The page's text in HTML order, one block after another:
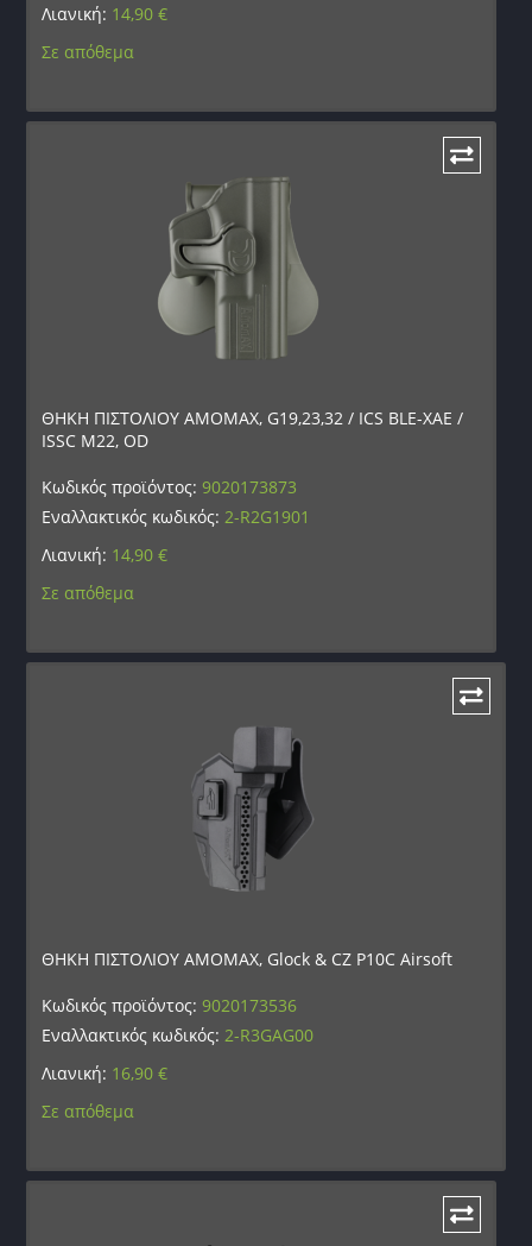
Λιανική: 14,90€
Σε απόθεμα
ΘΗΚΗ ΠΙΣΤΟΛΙΟΥ AMOMAX, G19,23,32 / ICS BLE-XAE /
ISSC M22, OD
Κωδικός προϊόντος:9020173873
Εναλλακτικός κωδικός:2-R2G1901
Λιανική: 14,90€
Σε απόθεμα
ΘΗΚΗ ΠΙΣΤΟΛΙΟΥ AMOMAX, Glock & CZ P10C Airsoft
Κωδικός προϊόντος:9020173536
Εναλλακτικός κωδικός:2-R3GAG00
Λιανική: 16,90€
Σε απόθεμα